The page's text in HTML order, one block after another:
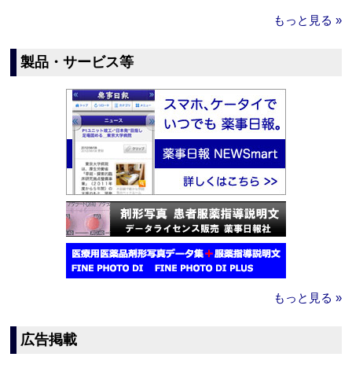
もっと見る »
製品・サービス等
もっと見る »
広告掲載